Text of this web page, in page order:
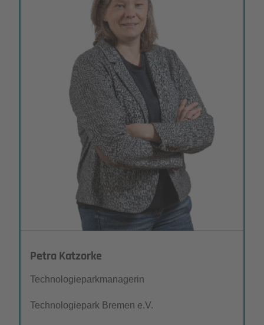
Eine starke Stimme werden, die gehört wird und
die hohe Attraktivität des Standorts
"Technologiepark" als Innovationsareal
sichtbarer machen.
Was bedeutet für Sie "Netzwerken"?
Wissen teilen, gemeinsam Probleme lösen
Petra Katzorke
Technologieparkmanagerin
Technologiepark Bremen e.V.